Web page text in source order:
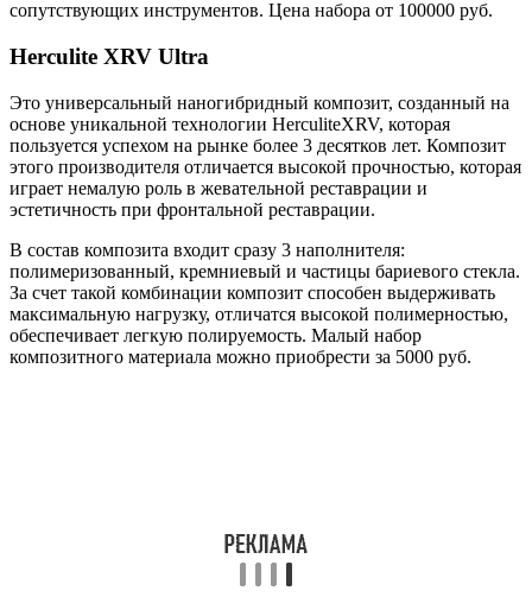
сопутствующих инструментов. Цена набора от 100000 руб.
Herculite XRV Ultra
Это универсальный наногибридный композит, созданный на
основе уникальной технологии HerculiteXRV, которая
пользуется успехом на рынке более 3 десятков лет. Композит
этого производителя отличается высокой прочностью, которая
играет немалую роль в жевательной реставрации и
эстетичность при фронтальной реставрации.
В состав композита входит сразу 3 наполнителя:
полимеризованный, кремниевый и частицы бариевого стекла.
За счет такой комбинации композит способен выдерживать
максимальную нагрузку, отличатся высокой полимерностью,
обеспечивает легкую полируемость. Малый набор
композитного материала можно приобрести за 5000 руб.